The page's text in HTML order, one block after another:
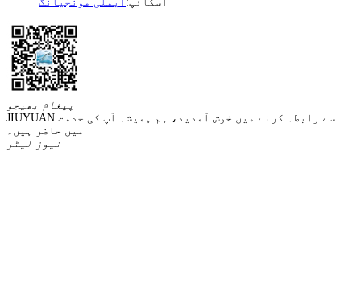
پیغام بھیجو
JIUYUAN سے رابطہ کرنے میں خوش آمدید، ہم ہمیشہ آپ کی خدمت
میں حاضر ہیں۔
نیوز لیٹر